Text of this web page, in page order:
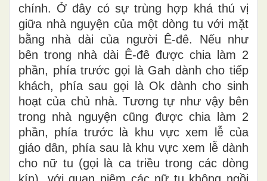
chính. Ở đây có sự trùng hợp khá thú vị
giữa nhà nguyện của một dòng tu với mặt
bằng nhà dài của người Ê-đê. Nếu như
bên trong nhà dài Ê-đê được chia làm 2
phần, phía trước gọi là Gah dành cho tiếp
khách, phía sau gọi là Ok dành cho sinh
hoạt của chủ nhà. Tương tự như vậy bên
trong nhà nguyện cũng được chia làm 2
phần, phía trước là khu vực xem lễ của
giáo dân, phía sau là khu vực xem lễ dành
cho nữ tu (gọi là ca triều trong các dòng